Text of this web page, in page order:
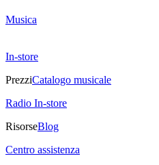
Musica
In-store
PrezziCatalogo musicale
Radio In-store
RisorseBlog
Centro assistenza